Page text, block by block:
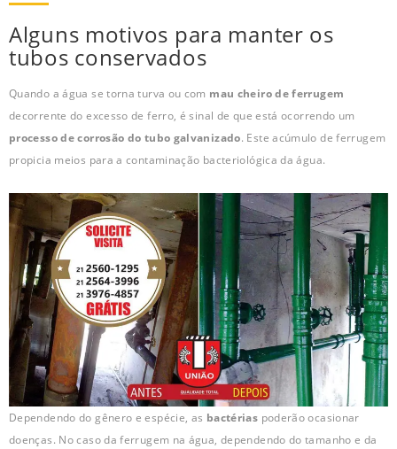
Alguns motivos para manter os
tubos conservados
Quando a água se torna turva ou com mau cheiro de ferrugem
decorrente do excesso de ferro, é sinal de que está ocorrendo um
processo de corrosão do tubo galvanizado. Este acúmulo de ferrugem
propicia meios para a contaminação bacteriológica da água.
Dependendo do gênero e espécie, as bactérias poderão ocasionar
doenças. No caso da ferrugem na água, dependendo do tamanho e da